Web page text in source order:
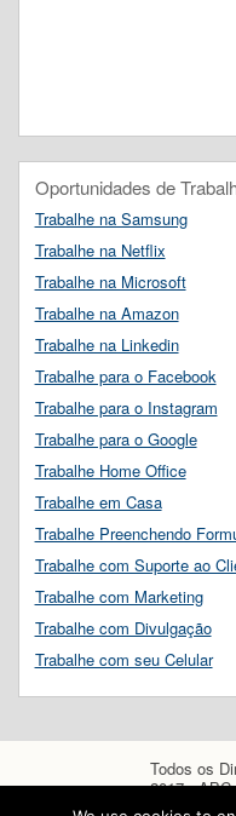
Oportunidades de
Trabalhe na Samsung
Trabalhe na Netflix
Trabalhe na Microsoft
Trabalhe na Amazon
Trabalhe na Linkedin
Trabalhe para o Facebook
Trabalhe para o Instagram
Trabalhe para o Google
Trabalhe Home Office
Trabalhe em Casa
Trabalhe Preenchendo
Trabalhe com Suporte ao
Trabalhe com Marketing
Trabalhe com Divulgação
Trabalhe com seu Celular
Todos os
2017 -